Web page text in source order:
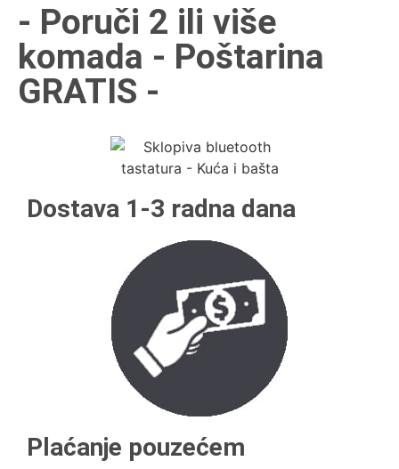
- Poruči 2 ili više
komada - Poštarina
GRATIS -
Dostava 1-3 radna dana
Plaćanje pouzećem